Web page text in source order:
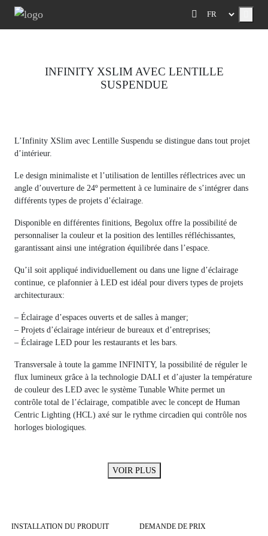
INFINITY XSLIM AVEC LENTILLE
SUSPENDUE
L’Infinity XSlim avec Lentille Suspendu se distingue dans tout projet
d’intérieur.
Le design minimaliste et l’utilisation de lentilles réflectrices avec un
angle d’ouverture de 24º permettent à ce luminaire de s’intégrer dans
différents types de projets d’éclairage.
Disponible en différentes finitions, Begolux offre la possibilité de
personnaliser la couleur et la position des lentilles réfléchissantes,
garantissant ainsi une intégration équilibrée dans l’espace.
Qu’il soit appliqué individuellement ou dans une ligne d’éclairage
continue, ce plafonnier à LED est idéal pour divers types de projets
architecturaux:
– Éclairage d’espaces ouverts et de salles à manger;
– Projets d’éclairage intérieur de bureaux et d’entreprises;
– Éclairage LED pour les restaurants et les bars.
Transversale à toute la gamme INFINITY, la possibilité de réguler le
flux lumineux grâce à la technologie DALI et d’ajuster la température
de couleur des LED avec le système Tunable White permet un
contrôle total de l’éclairage, compatible avec le concept de Human
Centric Lighting (HCL) axé sur le rythme circadien qui contrôle nos
horloges biologiques.
VOIR PLUS
INSTALLATION DU PRODUIT DEMANDE DE PRIX